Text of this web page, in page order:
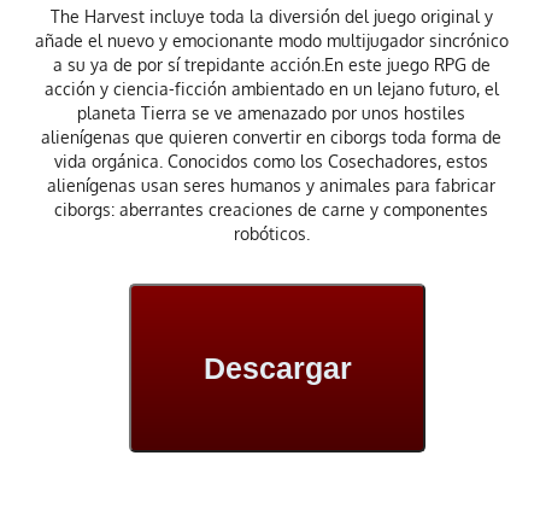
The Harvest incluye toda la diversión del juego original y
añade el nuevo y emocionante modo multijugador sincrónico
a su ya de por sí trepidante acción.En este juego RPG de
acción y ciencia-ficción ambientado en un lejano futuro, el
planeta Tierra se ve amenazado por unos hostiles
alienígenas que quieren convertir en ciborgs toda forma de
vida orgánica. Conocidos como los Cosechadores, estos
alienígenas usan seres humanos y animales para fabricar
ciborgs: aberrantes creaciones de carne y componentes
robóticos.
Descargar